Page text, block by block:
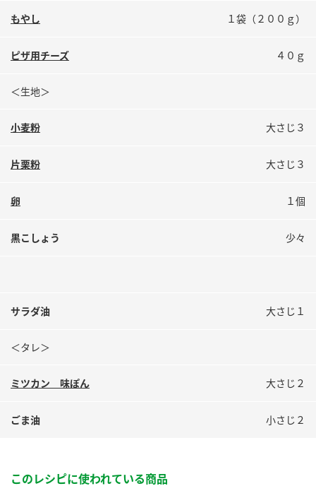
鍋奉行マニュアル
ロングセラー商品 ＋ おすすめレシピ
人気商品 ＋ おすすめレシピ
もやし １袋（２００ｇ）
ピザ用チーズ ４０ｇ
＜生地＞
小麦粉 大さじ３
片栗粉 大さじ３
卵 １個
黒こしょう 少々
サラダ油 大さじ１
＜タレ＞
ミツカン 味ぽん 大さじ２
ごま油 小さじ２
このレシピに使われている商品